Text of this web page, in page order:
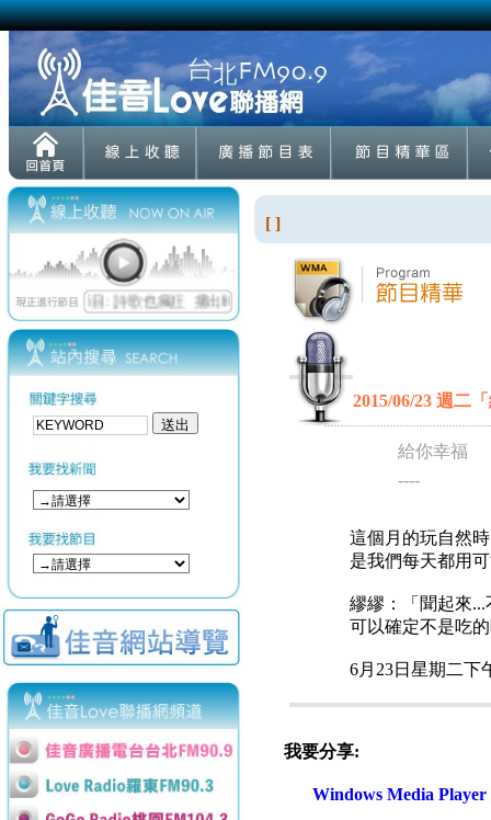
[ ]
2015/06/23 週二
給你幸福
----
這個月的玩自然
是我們每天都用
繆繆：「聞起來
可以確定不是吃
6月23日星期二下
我要分享:
Windows Media